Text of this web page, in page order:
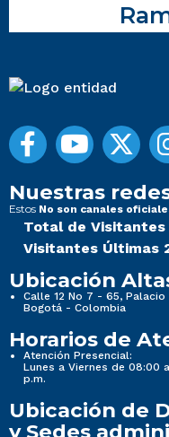
Nuestras
Estos No son canales
Total de Visitantes
Visitantes Últimas
Ubicación
Calle 12 No 7 - 65,
Bogotá - Colombia
Horarios de
Atención Presencial:
Lunes a Viernes de 08:00
p.m.
Ubicación de
y Sedes